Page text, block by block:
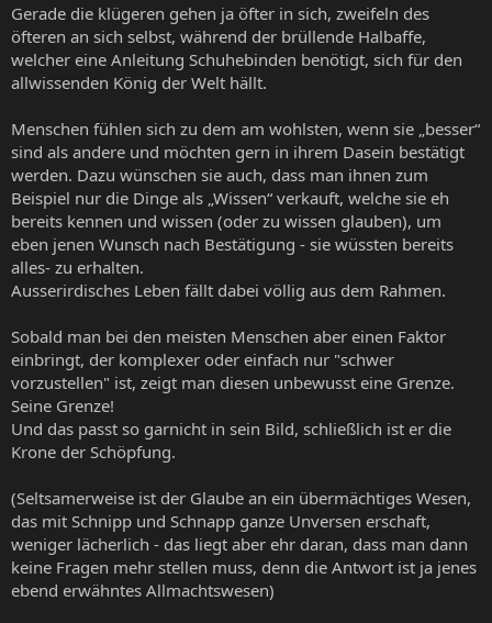
Gerade die klügeren gehen ja öfter in sich, zweifeln des
öfteren an sich selbst, während der brüllende Halbaffe,
welcher eine Anleitung Schuhebinden benötigt, sich für den
allwissenden König der Welt hällt.
Menschen fühlen sich zu dem am wohlsten, wenn sie „besser“
sind als andere und möchten gern in ihrem Dasein bestätigt
werden. Dazu wünschen sie auch, dass man ihnen zum
Beispiel nur die Dinge als „Wissen“ verkauft, welche sie eh
bereits kennen und wissen (oder zu wissen glauben), um
eben jenen Wunsch nach Bestätigung - sie wüssten bereits
alles- zu erhalten.
Ausserirdisches Leben fällt dabei völlig aus dem Rahmen.
Sobald man bei den meisten Menschen aber einen Faktor
einbringt, der komplexer oder einfach nur "schwer
vorzustellen" ist, zeigt man diesen unbewusst eine Grenze.
Seine Grenze!
Und das passt so garnicht in sein Bild, schließlich ist er die
Krone der Schöpfung.
(Seltsamerweise ist der Glaube an ein übermächtiges Wesen,
das mit Schnipp und Schnapp ganze Unversen erschaft,
weniger lächerlich - das liegt aber ehr daran, dass man dann
keine Fragen mehr stellen muss, denn die Antwort ist ja jenes
ebend erwähntes Allmachtswesen)